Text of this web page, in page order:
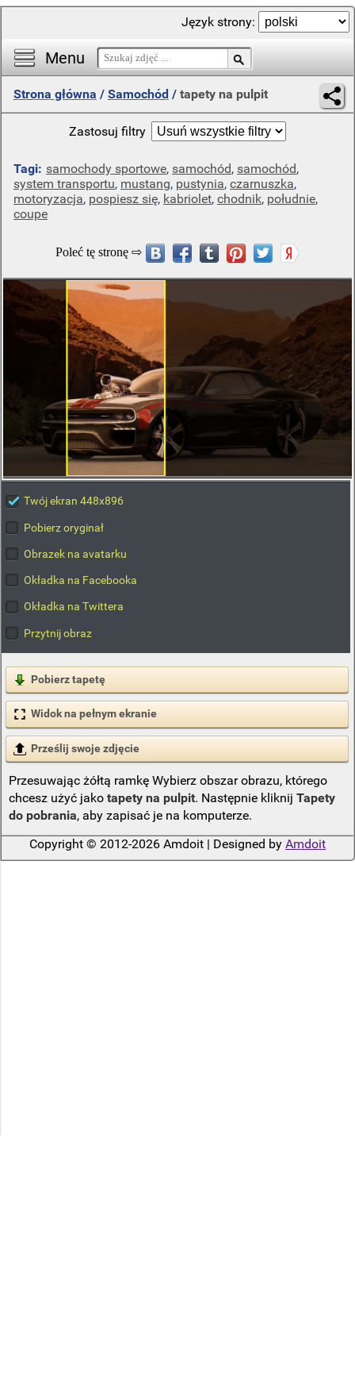
Menu
Język strony:
Strona główna / Samochód / tapety na pulpit
Zastosuj filtry
Tagi: samochody sportowe, samochód, samochód,
system transportu, mustang, pustynia, czarnuszka,
motoryzacja, pospiesz się, kabriolet, chodnik, południe,
coupe
Twój ekran 448x896
Pobierz oryginał
Obrazek na avatarku
Okładka na Facebooka
Okładka na Twittera
Przytnij obraz
Pobierz tapetę
Widok na pełnym ekranie
Prześlij swoje zdjęcie
Przesuwając żółtą ramkę Wybierz obszar obrazu, którego
chcesz użyć jako tapety na pulpit. Następnie kliknij Tapety
do pobrania, aby zapisać je na komputerze.
Copyright © 2012-2026 Amdoit | Designed by Amdoit